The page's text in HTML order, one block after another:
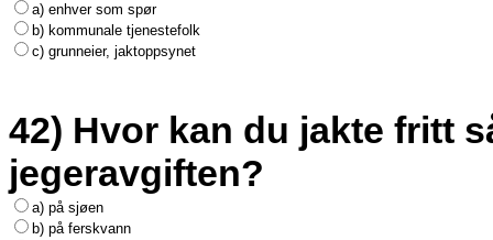
a) enhver som spør
b) kommunale tjenestefolk
c) grunneier, jaktoppsynet
42) Hvor kan du jakte fritt
jegeravgiften?
a) på sjøen
b) på ferskvann